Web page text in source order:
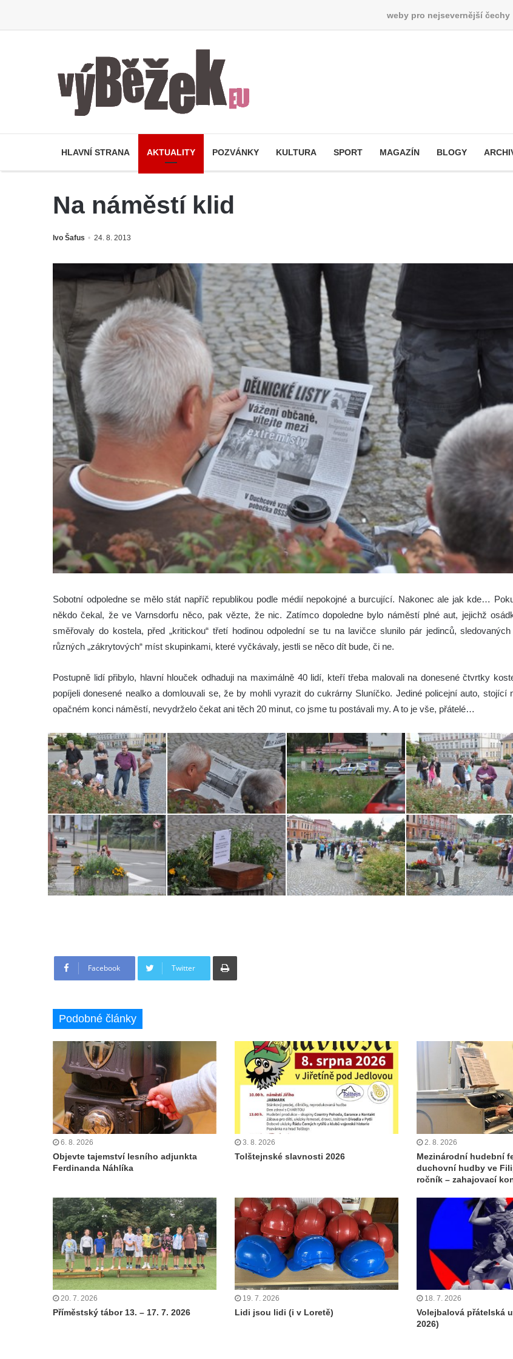
weby pro nejsevernější čechy
HLAVNÍ STRANA AKTUALITY POZVÁNKY KULTURA SPORT MAGAZÍN BLOGY
Na náměstí klid
Ivo Šafus 24. 8. 2013
Sobotní odpoledne se mělo stát napříč republikou podle médií nepokojné a burcující. Nakonec ale jak kde…
někdo čekal, že ve Varnsdorfu něco, pak vězte, že nic. Zatímco dopoledne bylo náměstí plné aut, jejichž
směřovaly do kostela, před „kritickou“ třetí hodinou odpolední se tu na lavičce slunilo pár jedinců,
různých „zákrytových“ míst skupinkami, které vyčkávaly, jestli se něco dít bude, či ne.
Postupně lidí přibylo, hlavní hlouček odhaduji na maximálně 40 lidí, kteří třeba malovali na donesené čtvrtky
popíjeli donesené nealko a domlouvali se, že by mohli vyrazit do cukrárny Sluníčko. Jediné policejní auto, stojící
opačném konci náměstí, nevydrželo čekat ani těch 20 minut, co jsme tu postávali my. A to je vše, přátelé…
Facebook Twitter
Tisknout
Podobné články
6. 8. 2026
Objevte tajemství lesního adjunkta
Ferdinanda Náhlíka
3. 8. 2026
Tolštejnské slavnosti 2026
2. 8. 2026
Mezinárodní hudební
duchovní hudby ve
ročník – zahajovací
20. 7. 2026
Příměstský tábor 13. – 17. 7. 2026
19. 7. 2026
Lidi jsou lidi (i v Loretě)
18. 7. 2026
Volejbalová přátelská
2026)